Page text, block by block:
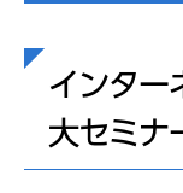
インター
大セミナ